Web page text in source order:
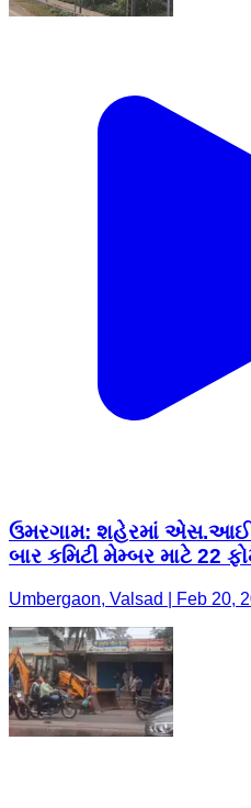
ઉમરગામ: શહેરમાં
બાર કમિટી મેમ્બર માટે 22
Umbergaon, Valsad | Feb 20,